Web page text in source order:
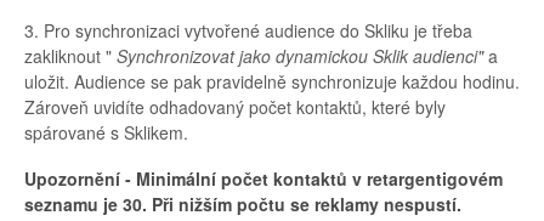
3. Pro synchronizaci vytvořené audience do Skliku je třeba
zakliknout " Synchronizovat jako dynamickou Sklik audienci"a
uložit. Audience se pak pravidelně synchronizuje každou hodinu.
Zároveň uvidíte odhadovaný počet kontaktů, které byly
spárované s Sklikem.
Upozornění - Minimální počet kontaktů v retargentigovém
seznamu je 30. Při nižším počtu se reklamy nespustí.